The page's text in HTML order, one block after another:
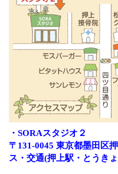
・SORAスタジオ２
〒131-0045 東京都墨田区
ス・交通(押上駅・とうき